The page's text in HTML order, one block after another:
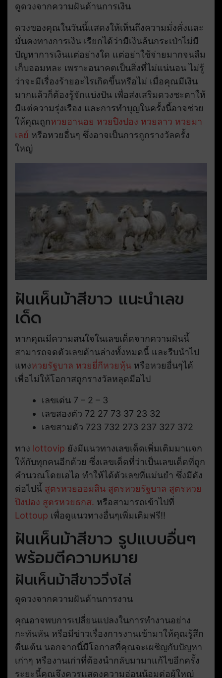
ดูดวงจากความฝันด้านการเงิน
ดวงของคุณในวันนี้แสดงให้เห็นถึงความมั่งคั่งและ
มั่นคงทางการเงิน เรียกได้ว่ามีเงินล้นกระเป๋าไม่มี
ปัญหาการเงินแต่อย่างใด แต่อย่าใช้จ่ายมากจนลืม
เก็บออมหละ เพราะอนาคตเป็นสิ่งที่ไม่แน่นอน ไม่รู้
ว่าจะมีเรื่องร้ายอะไรเกิดขึ้นหรือไม่ เมื่อคุณมีเงิน
มากแล้วก็ต้องรู้จักแบ่งปัน เพื่อส่งเสริมดวงชะตาให้
มีแต่ความรุ่งเรือง และการทำบุญในครั้งนี้อาจช่วย
ให้คุณถูกหวยฮานอย หวยปิงปอง หวยลาว หวยมา
เลย์ หรือหวยอื่นๆ ซึ่งอาจเป็นการถูกรางวัลครั้ง
ใหญ่
ฝันเห็นม้าสีขาว แนะนำเลข
เด็ด
หากคุณมีความสนใจในเลขเด็ดจากความฝันนี้
สามารถจดตัวเลขด้านล่างทั้งหมดนี้ และรีบนำไป
แทงหวยรัฐบาล หวยยี่กีหวยหุ้น หรือหวยอื่นๆได้
เพื่อไม่ให้โอกาสถูกรางวัลหลุดมือไป
เลขเด่น 7 – 2 – 3
เลขสองตัว 72 27 73 37 23 32
เลขสามตัว 723 732 273 237 327 372
ทาง lottovip ยังมีแนวทางเลขเด็ดเพิ่มเติมมาแจก
ให้กับทุกคนอีกด้วย ซึ่งเลขเด็ดที่ว่าเป็นเลขเด็ดที่ถูก
คำนวณโดยเอไอ ทำให้ได้ตัวเลขที่แม่นยำ ซึ่งมีดัง
ต่อไปนี้ สูตรหวยออมสิน สูตรหวยรัฐบาล สูตรหวย
ปิงปอง สูตรหวยธกส. หรือสามารถเข้าไปที่
Lottoup เพื่อดูแนวทางอื่นๆเพิ่มเติมฟรี!!
ฝันเห็นม้าสีขาว รูปแบบอื่นๆ
พร้อมตีความหมาย
ฝันเห็นม้าสีขาววิ่งไล่
ดูดวงจากความฝันด้านการงาน
คุณอาจพบการเปลี่ยนแปลงในการทำงานอย่าง
กะทันหัน หรือมีข่าวเรื่องการงานเข้ามาให้คุณรู้สึก
ตื่นเต้น นอกจากนี้มีโอกาสที่คุณจะเผชิญกับปัญหา
เก่าๆ หรืองานเก่าที่ต้องนำกลับมามาแก้ไขอีกครั้ง
ระยะนี้คุณจึงควรแสดงความอ่อนน้อมต่อผู้ใหญ่